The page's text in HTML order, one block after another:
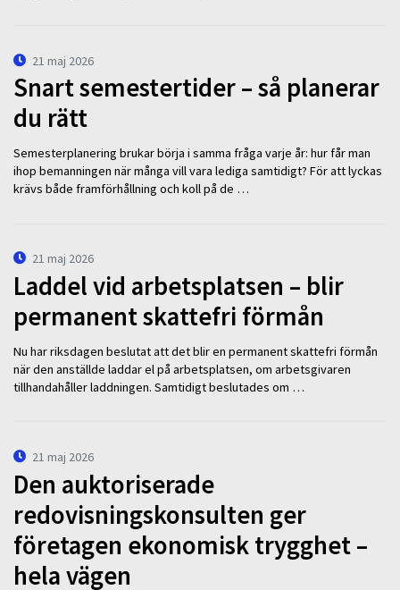
21 maj 2026
Snart semestertider – så planerar
du rätt
Semesterplanering brukar börja i samma fråga varje år: hur får man
ihop bemanningen när många vill vara lediga samtidigt? För att lyckas
krävs både framförhållning och koll på de …
21 maj 2026
Laddel vid arbetsplatsen – blir
permanent skattefri förmån
Nu har riksdagen beslutat att det blir en permanent skattefri förmån
när den anställde laddar el på arbetsplatsen, om arbetsgivaren
tillhandahåller laddningen. Samtidigt beslutades om …
21 maj 2026
Den auktoriserade
redovisningskonsulten ger
företagen ekonomisk trygghet –
hela vägen